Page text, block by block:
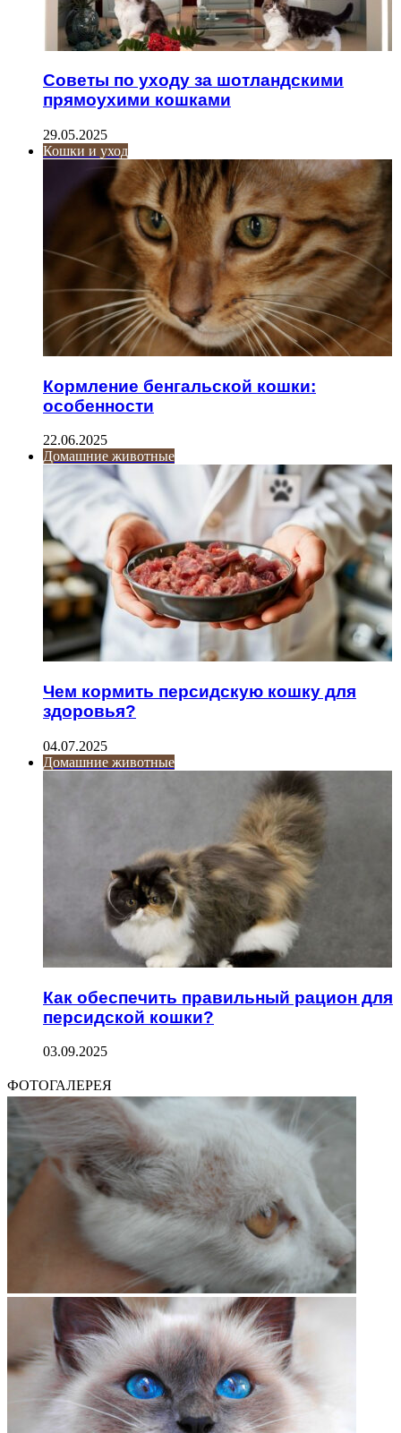
Советы по уходу за шотландскими
прямоухими кошками
29.05.2025
Кошки и уход
Кормление бенгальской кошки:
особенности
22.06.2025
Домашние животные
Чем кормить персидскую кошку для
здоровья?
04.07.2025
Домашние животные
Как обеспечить правильный рацион для
персидской кошки?
03.09.2025
ФОТОГАЛЕРЕЯ